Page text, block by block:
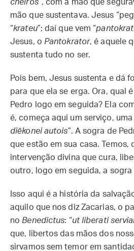
cheiros”, com a mão que
mão que sustentava. Jesus
“krateu”; daí que vem “
Jesus, o Pantokrator, é aquele
sustenta tudo no ser.
Pois bem, Jesus sustenta e dá
para que ela se erga. Ora, qual
Pedro logo em seguida? Ela
é, começa aqui um serviço, uma
diēkonei autois”. A sogra de
que estão em sua casa. Temos,
intervenção divina que cura,
outro, logo em seguida, a sogra
Isso aqui é a história da
aquilo que nos diz Zacarias, o
no Benedictus: “ut liberati
que, libertos das mãos dos
sirvamos sem temor em